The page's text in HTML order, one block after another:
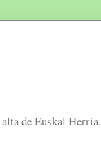
de Euskal Herria.